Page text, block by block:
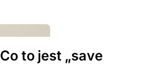
Co to jest „save